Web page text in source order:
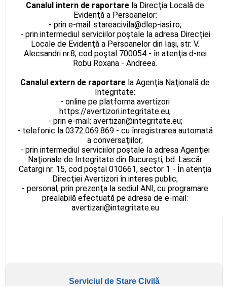
Canalul intern de raportare la Direcţia Locală de
Evidenţă a Persoanelor:
- prin e-mail: stareacivila@dlep-iasi.ro;
- prin intermediul serviciilor poştale la adresa Direcţiei
Locale de Evidenţă a Persoanelor din Iaşi, str. V.
Alecsandri nr.8, cod poştal 700054 - în atenţia d-nei
Robu Roxana - Andreea.
Canalul extern de raportare la Agenţia Naţională de
Integritate:
- online pe platforma avertizori
https://avertizori.integritate.eu;
- prin e-mail: avertizari@integritate.eu;
- telefonic la 0372.069.869 - cu înregistrarea automată
a conversaţiilor;
- prin intermediul serviciilor poştale la adresa Agenţiei
Naţionale de Integritate din Bucureşti, bd. Lascăr
Catargi nr. 15, cod poştal 010661, sector 1 - În atenţia
Direcţiei Avertizori în interes public;
- personal, prin prezenţa la sediul ANI, cu programare
prealabilă efectuată pe adresa de e-mail:
avertizari@integritate.eu
Serviciul de Stare Civilă